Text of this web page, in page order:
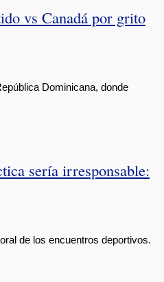
vs Canadá por grito
Dominicana, donde
sería irresponsable:
de los encuentros deportivos.